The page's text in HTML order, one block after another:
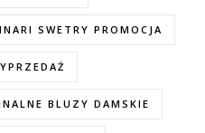
SWETRY PROMOCJA
BLUZY DAMSKIE